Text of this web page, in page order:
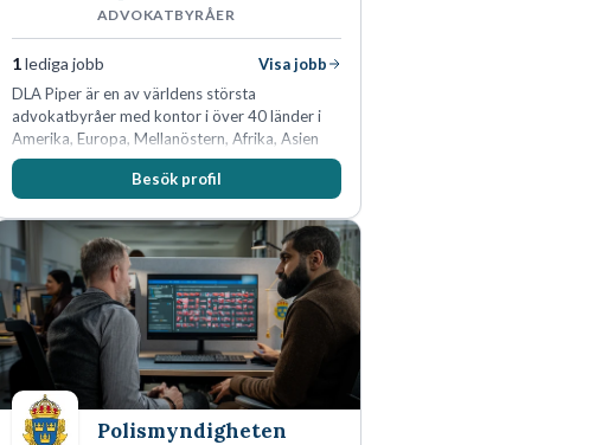
ADVOKATBYRÅER
1lediga jobb
Visa jobb
DLA Piper är en av världens största
advokatbyråer med kontor i över 40 länder i
Amerika, Europa, Mellanöstern, Afrika, Asien
och Oceanien. Vi är specialister inom
affärsjuridikens alla områden och vi har några
fler än 450 jurister på fem kontor i Stockholm,
Köpenhamn, Århus, Oslo och Helsingfors kan vi
på DLA Piper erbjuda våra klienter en unik,
effektiv och gränsöverskridande nordisk
expertis. På vårt kontor i centrala Stockholm är
vi idag drygt 240 medarbetare.
Besök profil
Polismyndigheten